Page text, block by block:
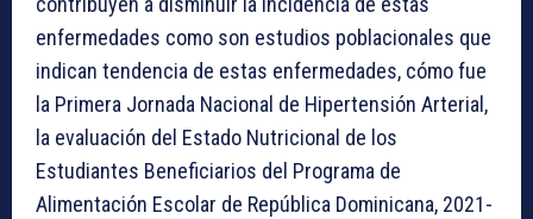
enfermedades como son estudios poblacionales que
indican tendencia de estas enfermedades, cómo fue
la Primera Jornada Nacional de Hipertensión Arterial,
la evaluación del Estado Nutricional de los
Estudiantes Beneficiarios del Programa de
Alimentación Escolar de República Dominicana, 2021-